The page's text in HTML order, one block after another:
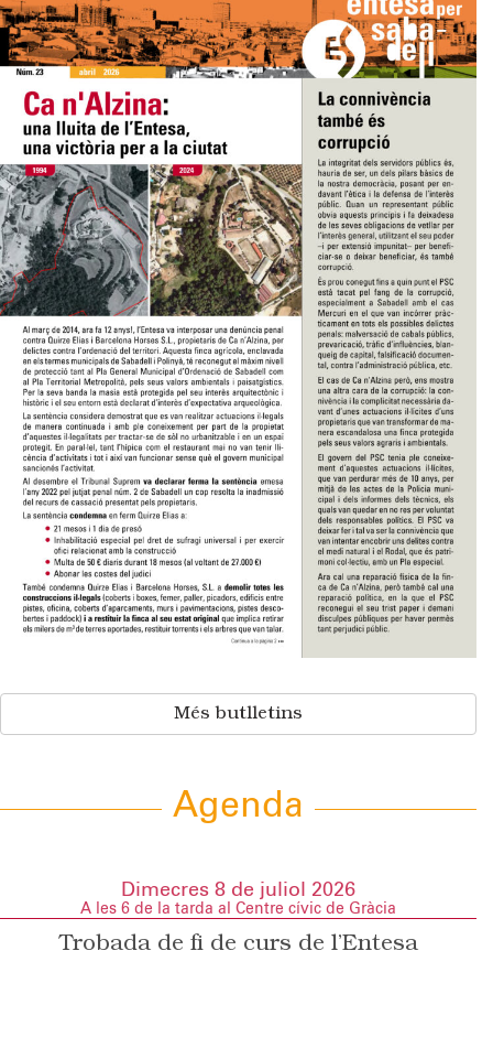
Més butlletins
Agenda
Dimecres 8 de juliol 2026
A les 6 de la tarda al Centre cívic de Gràcia
Trobada de fi de curs de l’Entesa